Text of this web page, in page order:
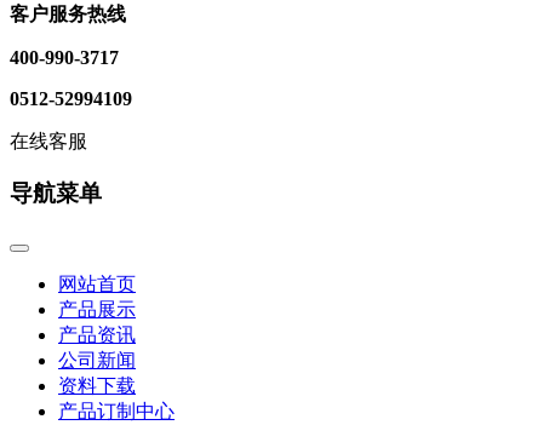
客户服务热线
400-990-3717
0512-52994109
在线客服
导航菜单
网站首页
产品展示
产品资讯
公司新闻
资料下载
产品订制中心